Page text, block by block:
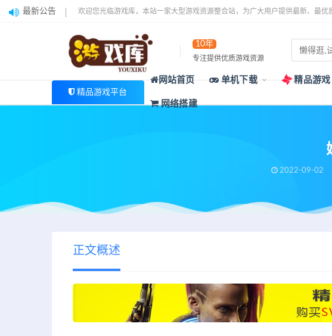
最新公告 欢迎您光临游戏库，本站一家大型游戏资源整合站，为广大用户提供最新、最优
10年
专注提供优质游戏资源
精品游戏平台
网站首页 单机下载 精品游戏
网络搭建
2022-09-02
正文概述